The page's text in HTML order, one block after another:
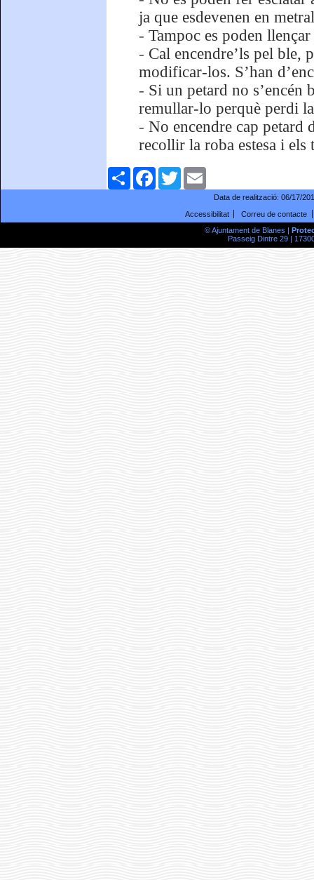
ja que esdevenen en
- Tampoc es poden
- Cal encendre’ls pel ble,
modificar-los. S’han
- Si un petard no s’encén
remullar-lo perquè perdi
- No encendre cap petard
recollir la roba estesa i els
ComparteixFacebookTwitter
Data de realització: 06/17/
Accessibilitat
Correu de contacte
© Ajuntament de Blanes |
Passeig Dintre 29 |